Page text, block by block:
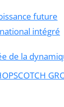
future
intégré
de la